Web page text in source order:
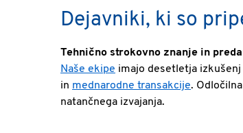
Dejavniki, ki so
Tehnično strokovno znanje in
Naše ekipe imajo desetletja
in mednarodne transakcije.
natančnega izvajanja.